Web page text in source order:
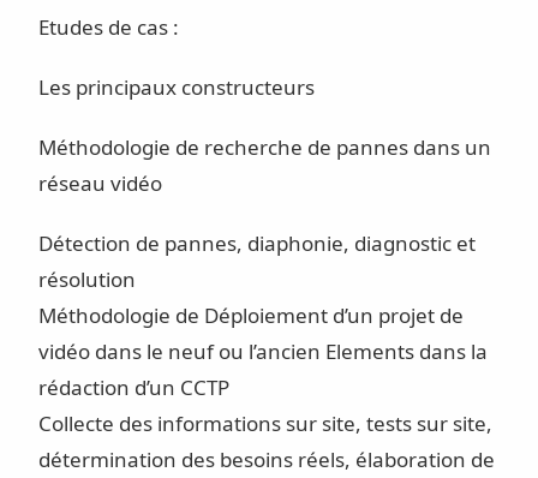
Etudes de cas :
Les principaux constructeurs
Méthodologie de recherche de pannes dans un
réseau vidéo
Détection de pannes, diaphonie, diagnostic et
résolution
Méthodologie de Déploiement d’un projet de
vidéo dans le neuf ou l’ancien Elements dans la
rédaction d’un CCTP
Collecte des informations sur site, tests sur site,
détermination des besoins réels, élaboration de